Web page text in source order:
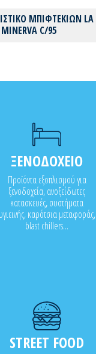
ΜΠΙΦΤΕΚΙΩΝ LA
MINERVA C/95
ΞΕΝΟΔΟΧΕΙΟ
Προϊόντα εξοπλισμού για
ξενοδοχεία, ανοξείδωτες
κατασκευές, συστήματα
υγιεινής, καρότσια μεταφοράς,
blast chillers...
STREET FOOD